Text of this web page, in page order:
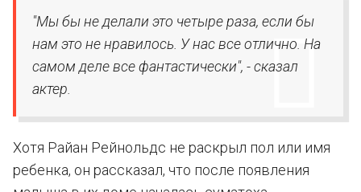
"Мы бы не делали это четыре раза, если бы
нам это не нравилось. У нас все отлично. На
самом деле все фантастически", - сказал
актер.
Хотя Райан Рейнольдс не раскрыл пол или имя
ребенка, он рассказал, что после появления